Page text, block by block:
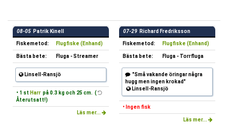
08-05 Patrik Kinell
Fiskemetod: Flugfiske (Enhand)
Bästa bete: Fluga - Streamer
Linsell-Ransjö
• 1 st Harr på 0.3 kg och 25 cm. (
Återutsatt!)
Läs mer...
07-29 Richard Fredriksson
Fiskemetod: Flugfiske (Enhand)
Bästa bete: Fluga - Torrfluga
"Små vakande öringar några
hugg men ingen krokad"
Linsell-Ransjö
• Ingen fisk
Läs mer...